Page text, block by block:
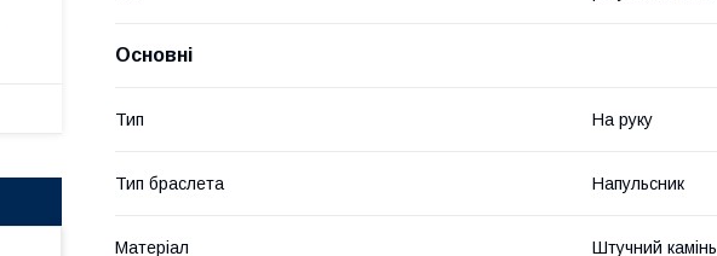
Основні
Тип На руку
Тип браслета Напульсник
Матеріал Штучний камінь